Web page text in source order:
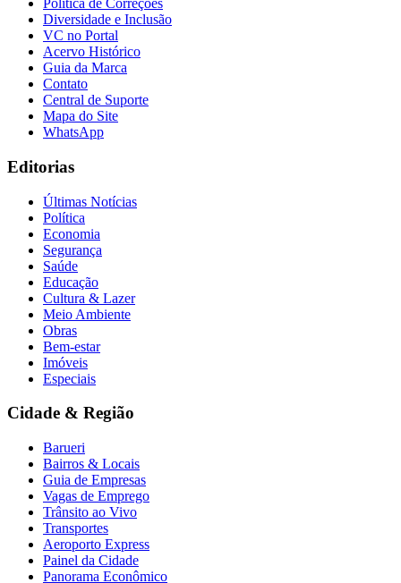
Santos
Política de Correções
Diversidade e Inclusão
VC no Portal
Acervo Histórico
Guia da Marca
Contato
Central de Suporte
Mapa do Site
WhatsApp
Editorias
Últimas Notícias
Política
Economia
Segurança
Saúde
Educação
Cultura & Lazer
Meio Ambiente
Obras
Bem-estar
Imóveis
Especiais
Cidade & Região
Barueri
Bairros & Locais
Guia de Empresas
Vagas de Emprego
Trânsito ao Vivo
Transportes
Aeroporto Express
Painel da Cidade
Panorama Econômico